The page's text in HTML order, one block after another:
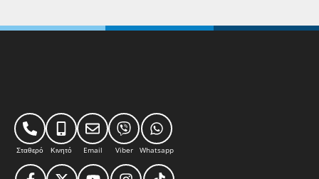
Σταθερό Κινητό Email Viber Whatsapp